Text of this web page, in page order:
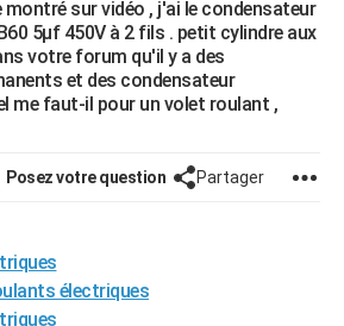
sur vidéo , j'ai le condensateur
5µf 450V à 2 fils . petit cylindre aux
votre forum qu'il y a des
et des condensateur
me faut-il pour un volet roulant ,
Posez votre question Partager
électriques